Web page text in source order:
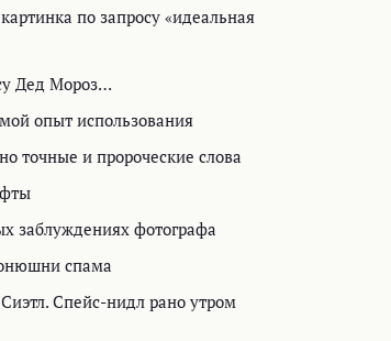
по запросу «идеальная
Дед Мороз…
опыт использования
точные и пророческие слова
заблуждениях фотографа
спама
Спейс-нидл рано утром